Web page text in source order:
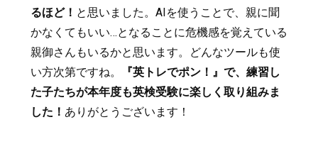
るほど！ と思いました。AIを使うことで、親に聞
かなくてもいい…となることに危機感を覚えている
親御さんもいるかと思います。どんなツールも使
い方次第ですね。
『英トレでポン！』で、練習し
た子たちが本年度も英検受験に楽しく取り組みま
した！ ありがとうございます！